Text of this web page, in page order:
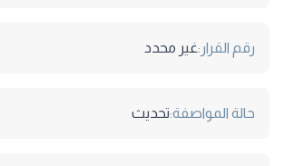
رقم القرار:غير محدد
حالة المواصفة:تحديث